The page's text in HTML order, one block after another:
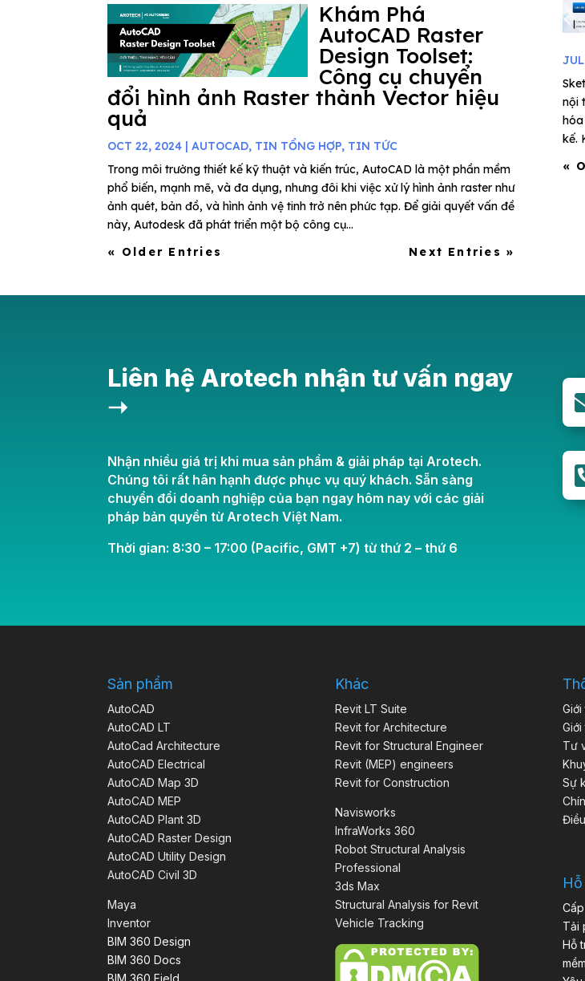
Khám Phá
AutoCAD Raster
Design Toolset:
Công cụ chuyển
đổi hình ảnh Raster thành Vector hiệu
quả
OCT 22, 2024 |AUTOCAD, TIN TỔNG HỢP, TIN TỨC
Trong môi trường thiết kế kỹ thuật và kiến trúc, AutoCAD là một phần mềm
phổ biến, mạnh mẽ, và đa dụng, nhưng đôi khi việc xử lý hình ảnh raster như
ảnh quét, bản đồ, và hình ảnh vệ tinh trở nên phức tạp. Để giải quyết vấn đề
này, Autodesk đã phát triển một bộ công cụ...
« Older Entries
Next Entries »
nội
kế.
«
Liên hệ Arotech nhận tư vấn ngay
➝
Nhận nhiều giá trị khi mua sản phẩm & giải pháp tại Arotech.
Chúng tôi rất hân hạnh được phục vụ quý khách. Sẵn sàng
chuyển đổi doanh nghiệp của bạn ngay hôm nay với các giải
pháp bản quyền từ Arotech Việt Nam.
Thời gian: 8:30 – 17:00 (Pacific, GMT +7) từ thứ 2 – thứ 6
Sản phẩm
AutoCAD
AutoCAD LT
AutoCad Architecture
AutoCAD Electrical
AutoCAD Map 3D
AutoCAD MEP
AutoCAD Plant 3D
AutoCAD Raster Design
AutoCAD Utility Design
AutoCAD Civil 3D
Maya
Inventor
BIM 360 Design
BIM 360 Docs
BIM 360 Field
Khác
Revit LT Suite
Revit for Architecture
Revit for Structural Engineer
Revit (MEP) engineers
Revit for Construction
Navisworks
InfraWorks 360
Robot Structural Analysis
Professional
3ds Max
Structural Analysis for Revit
Vehicle Tracking
Giới
Tư
Sự
Tải
Hỗ
mềm